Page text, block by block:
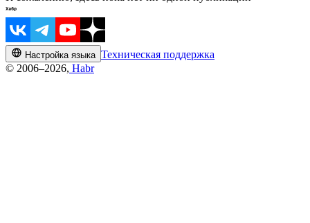
Настройка языка Техническая поддержка
© 2006–2026, Habr